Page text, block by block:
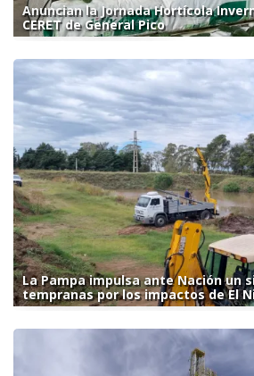
Anuncian la Jornada Hortícola
CERET de General Pico
La Pampa impulsa ante Nación un
tempranas por los impactos de El